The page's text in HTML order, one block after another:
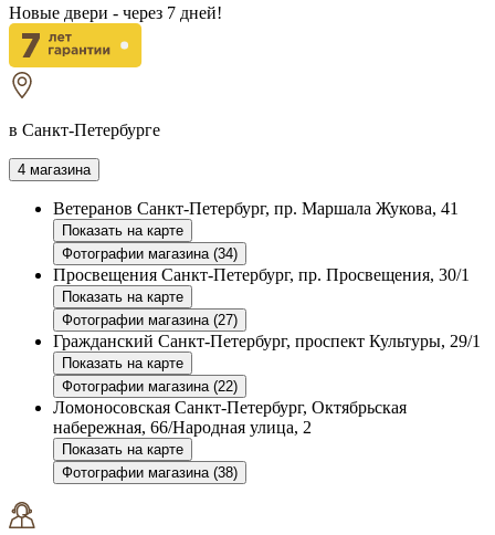
Новые двери - через 7 дней!
в Санкт-Петербурге
4 магазина
Ветеранов Санкт-Петербург, пр. Маршала Жукова, 41
Показать на карте
Фотографии магазина (34)
Просвещения Санкт-Петербург, пр. Просвещения, 30/1
Показать на карте
Фотографии магазина (27)
Гражданский Санкт-Петербург, проспект Культуры, 29/1
Показать на карте
Фотографии магазина (22)
Ломоносовская Санкт-Петербург, Октябрьская
набережная, 66/Народная улица, 2
Показать на карте
Фотографии магазина (38)